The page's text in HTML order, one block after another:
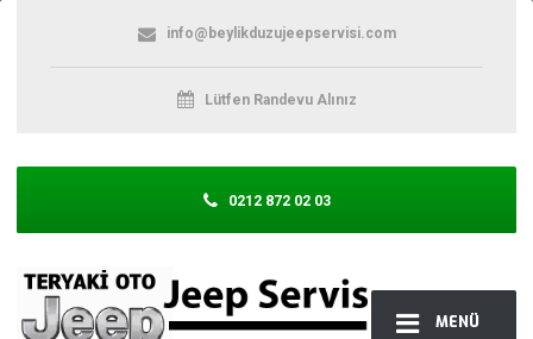
MENÜ
info@beylikduzujeepservisi.com
Lütfen Randevu Alınız
0212 872 02 03